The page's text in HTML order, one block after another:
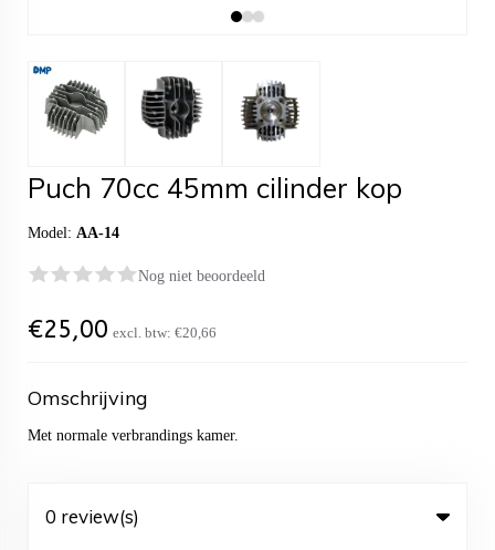
Puch 70cc 45mm cilinder kop
Model: AA-14
Nog niet beoordeeld
€25,00 excl. btw: €20,66
Omschrijving
Met normale verbrandings kamer.
0 review(s)